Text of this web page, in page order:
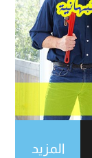
المزيد